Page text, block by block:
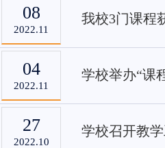
08
2022.11
我校3门课程
04
2022.11
学校举办“课
27
2022.10
学校召开教